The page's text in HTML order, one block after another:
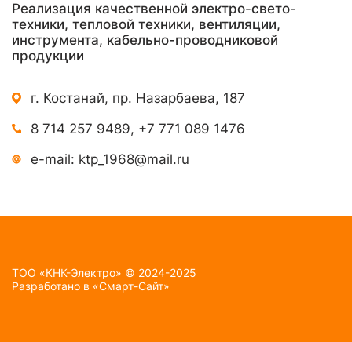
Реализация качественной электро-свето-
техники, тепловой техники, вентиляции,
инструмента, кабельно-проводниковой
продукции
г. Костанай, пр. Назарбаева, 187
8 714 257 9489, +7 771 089 1476
e-mail: ktp_1968@mail.ru
TOO «КНК-Электро» © 2024-2025
Разработано в «Смарт-Сайт»